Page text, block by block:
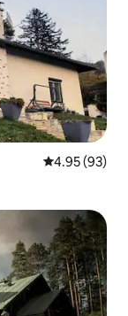
平均评分
4.95 (93)